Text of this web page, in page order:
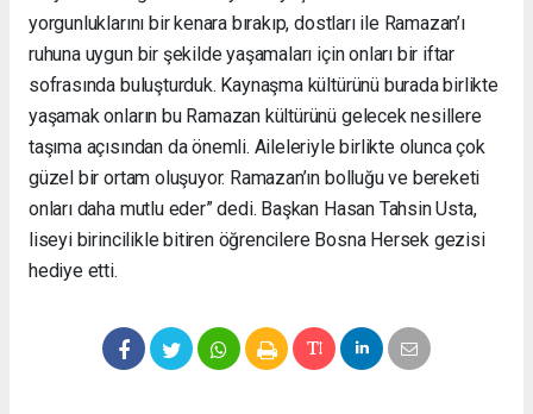
yorgunluklarını bir kenara bırakıp, dostları ile Ramazan’ı
ruhuna uygun bir şekilde yaşamaları için onları bir iftar
sofrasında buluşturduk. Kaynaşma kültürünü burada birlikte
yaşamak onların bu Ramazan kültürünü gelecek nesillere
taşıma açısından da önemli. Aileleriyle birlikte olunca çok
güzel bir ortam oluşuyor. Ramazan’ın bolluğu ve bereketi
onları daha mutlu eder” dedi. Başkan Hasan Tahsin Usta,
liseyi birincilikle bitiren öğrencilere Bosna Hersek gezisi
hediye etti.